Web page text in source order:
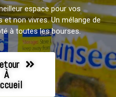
espace pour vos
non vivres. Un mélange de
à toutes les bourses.
À